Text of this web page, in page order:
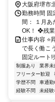
大阪府堺市
勤務時間 固
間： １月
OK！ ❖残業
仕事内容 ⭐
で長く働こ
固定ルート!
制服あり 業界未
フリーター歓迎
学歴不問
車通勤
経験不問
未経験